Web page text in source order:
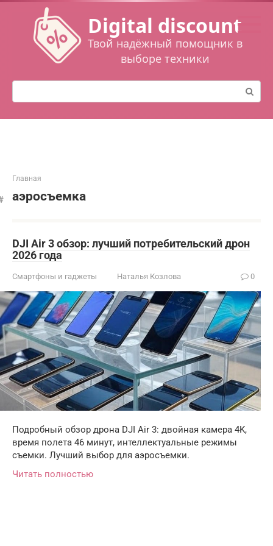
Перейти
контенту
Digital discount
Твой надёжный помощник в
выборе техники
Поиск:
Главная
аэросъемка
DJI Air 3 обзор: лучший потребительский дрон
2026 года
Смартфоны и гаджеты Наталья Козлова 0
Подробный обзор дрона DJI Air 3: двойная камера 4K,
время полета 46 минут, интеллектуальные режимы
съемки. Лучший выбор для аэросъемки.
Читать полностью